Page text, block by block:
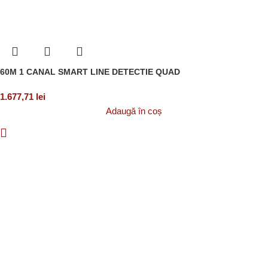
60M 1 CANAL SMART LINE DETECTIE QUAD
1.677,71 lei
Adaugă în coș